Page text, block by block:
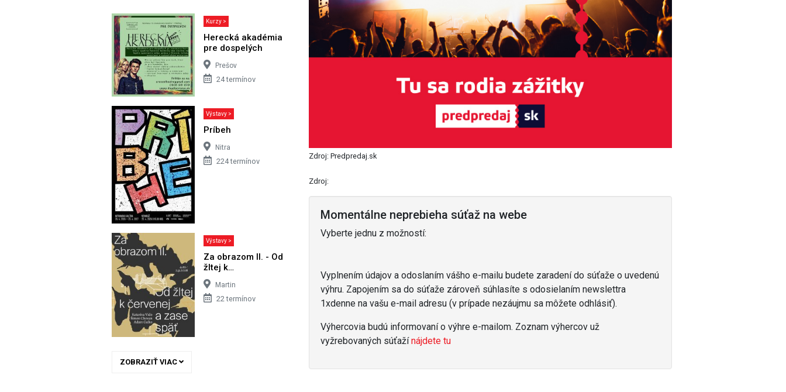
Kurzy >
Herecká akadémia
pre dospelých
Prešov
24 termínov
Výstavy >
Príbeh
Nitra
224 termínov
Výstavy >
Za obrazom II. - Od
žltej k…
Martin
22 termínov
ZOBRAZIŤ VIAC
Zdroj: Predpredaj.sk
Zdroj:
Momentálne neprebieha súťaž na webe
Vyberte jednu z možností:
Vyplnením údajov a odoslaním vášho e-mailu budete zaradení do súťaže o uvedenú
výhru. Zapojením sa do súťaže zároveň súhlasíte s odosielaním newslettra
1xdenne na vašu e-mail adresu (v prípade nezáujmu sa môžete odhlásiť).
Výhercovia budú informovaní o výhre e-mailom. Zoznam výhercov už
vyžrebovaných súťažínájdete tu